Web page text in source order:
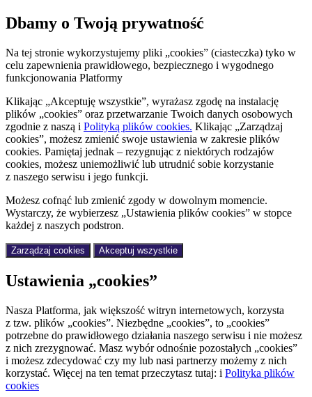
Dbamy o Twoją prywatność
Na tej stronie wykorzystujemy pliki „cookies” (ciasteczka) tyko w
celu zapewnienia prawidłowego, bezpiecznego i wygodnego
funkcjonowania Platformy
Klikając „Akceptuję wszystkie”, wyrażasz zgodę na instalację
plików „cookies” oraz przetwarzanie Twoich danych osobowych
zgodnie z naszą i Polityką plików cookies. Klikając „Zarządzaj
cookies”, możesz zmienić swoje ustawienia w zakresie plików
cookies. Pamiętaj jednak – rezygnując z niektórych rodzajów
cookies, możesz uniemożliwić lub utrudnić sobie korzystanie
z naszego serwisu i jego funkcji.
Możesz cofnąć lub zmienić zgody w dowolnym momencie.
Wystarczy, że wybierzesz „Ustawienia plików cookies” w stopce
każdej z naszych podstron.
Zarządzaj cookies Akceptuj wszystkie
Ustawienia „cookies”
Nasza Platforma, jak większość witryn internetowych, korzysta
z tzw. plików „cookies”. Niezbędne „cookies”, to „cookies”
potrzebne do prawidłowego działania naszego serwisu i nie możesz
z nich zrezygnować. Masz wybór odnośnie pozostałych „cookies”
i możesz zdecydować czy my lub nasi partnerzy możemy z nich
korzystać. Więcej na ten temat przeczytasz tutaj: i Polityka plików
cookies